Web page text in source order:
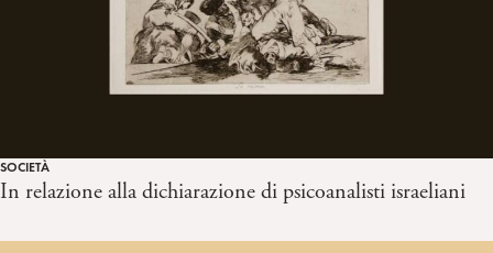
SOCIETÀ
In relazione alla dichiarazione di psicoanalisti israeliani